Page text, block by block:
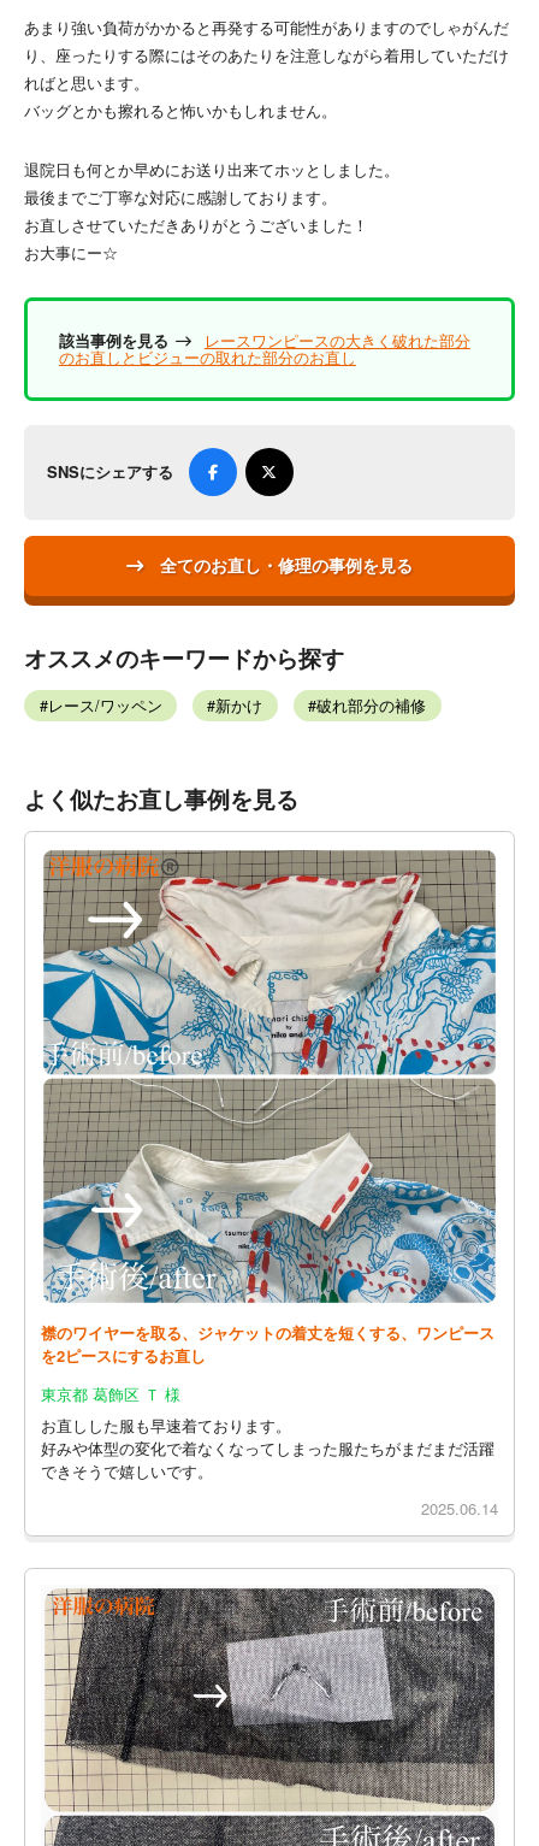
あまり強い負荷がかかると再発する可能性がありますのでしゃがんだ
り、座ったりする際にはそのあたりを注意しながら着用していただけ
ればと思います。
バッグとかも擦れると怖いかもしれません。
退院日も何とか早めにお送り出来てホッとしました。
最後までご丁寧な対応に感謝しております。
お直しさせていただきありがとうございました！
お大事にー☆
該当事例を見る レースワンピースの大きく破れた部分
のお直しとビジューの取れた部分のお直し
SNSにシェアする
全てのお直し・修理の事例を見る
オススメのキーワードから探す
レース/ワッペン 新かけ 破れ部分の補修
よく似たお直し事例を見る
襟のワイヤーを取る、ジャケットの着丈を短くする、ワンピース
を2ピースにするお直し
東京都 葛飾区 Ｔ 様
お直しした服も早速着ております。
好みや体型の変化で着なくなってしまった服たちがまだまだ活躍
できそうで嬉しいです。
2025.06.14